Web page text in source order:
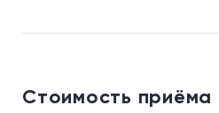
Стоимость приёма